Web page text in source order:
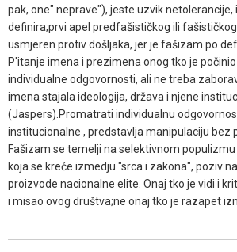
pak, one" neprave"), jeste uzvik netolerancije,
definira;prvi apel predfašističkog ili
usmjeren protiv došljaka, jer je fašizam po
P'itanje imena i prezimena onog tko je
individualne odgovornosti, ali ne treba
imena stajala ideologija, država i njene
(Jaspers).Promatrati individualnu
institucionalne , predstavlja manipulaciju bez
Fašizam se temelji na selektivnom populizmu
koja se kreće izmedju "srca i zakona", poziv
proizvode nacionalne elite. Onaj tko je vidi i
i misao ovog društva;ne onaj tko je razapet